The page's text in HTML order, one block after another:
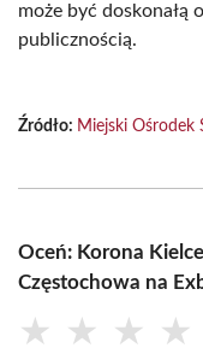
może być doskonałą
publicznością.
Źródło: Miejski Ośrodek
Oceń: Korona
Częstochowa na
★ ★ ★ ★